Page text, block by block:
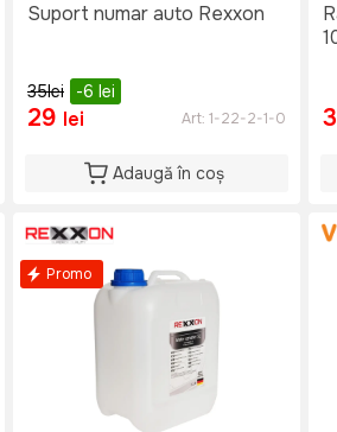
Suport numar auto Rexxon
35lei -6 lei
29 lei Art: 1-22-2-1-0
Adaugă în coș
Promo